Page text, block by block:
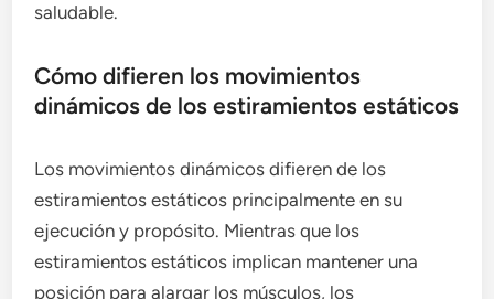
saludable.
Cómo difieren los movimientos
dinámicos de los estiramientos estáticos
Los movimientos dinámicos difieren de los
estiramientos estáticos principalmente en su
ejecución y propósito. Mientras que los
estiramientos estáticos implican mantener una
posición para alargar los músculos, los